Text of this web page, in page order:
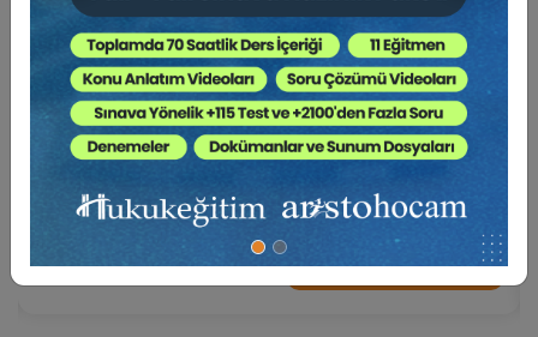
Hesaplamalar (2 Eğitmen - 3 Video)
6000 TL Sepete Ekle